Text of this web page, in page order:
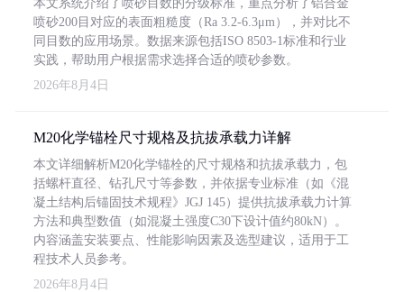
本文系统介绍了喷砂目数的分级标准，重点分析了铝合金
喷砂200目对应的表面粗糙度（Ra 3.2-6.3μm），并对比不
同目数的应用场景。数据来源包括ISO 8503-1标准和行业
实践，帮助用户根据需求选择合适的喷砂参数。
2026年8月4日
M20化学锚栓尺寸规格及抗拔承载力详解
本文详细解析M20化学锚栓的尺寸规格和抗拔承载力，包
括螺杆直径、钻孔尺寸等参数，并依据专业标准（如《混
凝土结构后锚固技术规程》JGJ 145）提供抗拔承载力计算
方法和典型数值（如混凝土强度C30下设计值约80kN）。
内容涵盖安装要点、性能影响因素及选型建议，适用于工
程技术人员参考。
2026年8月4日